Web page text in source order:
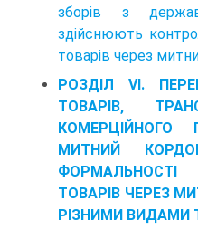
зборів з
здійснюють
товарів через
РОЗДІЛ VI.
ТОВАРІВ,
КОМЕРЦІЙНОГО
МИТНИЙ
ТОВАРІВ ЧЕРЕЗ
РІЗНИМИ ВИДАМИ